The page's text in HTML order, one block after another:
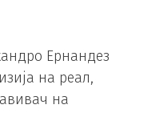
Ернандез
на реал,
на